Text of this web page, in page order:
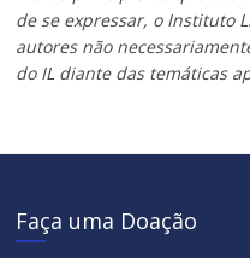
de se expressar, o Instituto
autores não
do IL diante das temáticas
Faça uma Doação